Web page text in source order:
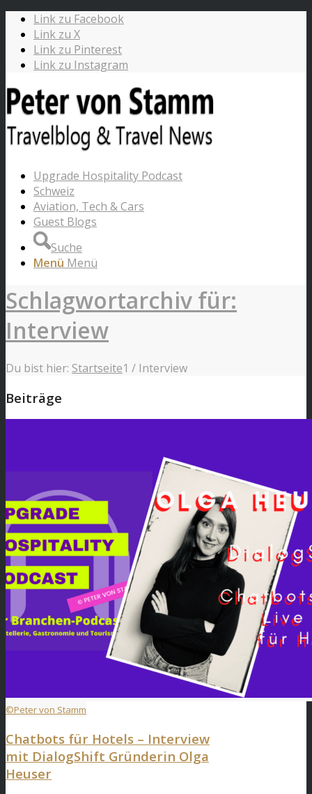
Link zu Facebook
Link zu X
Link zu Pinterest
Link zu Instagram
Upgrade Hospitality Podcast
Schweiz
Aviation, Tech & Cars
Guest Blogs
Suche
Menü Menü
Schlagwortarchiv für:
Interview
Du bist hier: Startseite1 / Interview
Beiträge
©Peter von Stamm
Chatbots für Hotels – Interview
mit DialogShift Gründerin Olga
Heuser